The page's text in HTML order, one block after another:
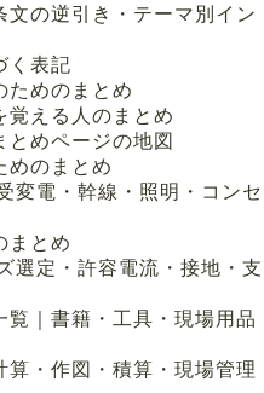
の逆引き・テーマ別イン
く表記
ためのまとめ
覚える人のまとめ
めページの地図
めのまとめ
変電・幹線・照明・コンセ
まとめ
選定・許容電流・接地・支
｜書籍・工具・現場用品
・作図・積算・現場管理